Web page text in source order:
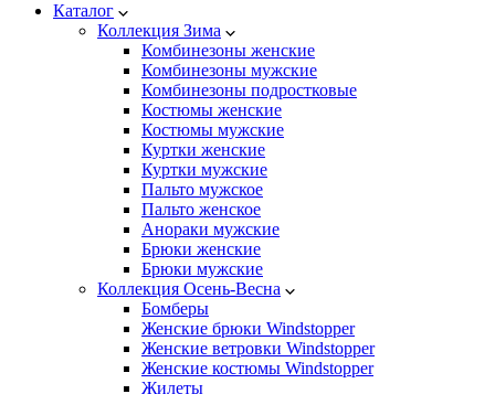
Каталог
Коллекция Зима
Комбинезоны женские
Комбинезоны мужские
Комбинезоны подростковые
Костюмы женские
Костюмы мужские
Куртки женские
Куртки мужские
Пальто мужское
Пальто женское
Анораки мужские
Брюки женские
Брюки мужские
Коллекция Осень-Весна
Бомберы
Женские брюки Windstopper
Женские ветровки Windstopper
Женские костюмы Windstopper
Жилеты